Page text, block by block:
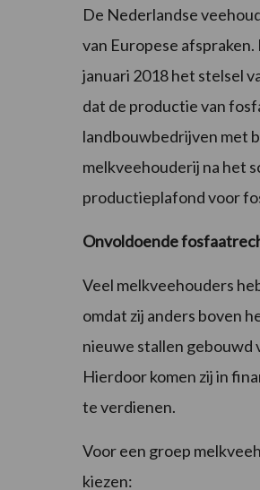
De Nederlandse
van Europese
januari 2018 het stelsel
dat de productie van
landbouwbedrijven met
melkveehouderij na het
productieplafond voor
Onvoldoende
Veel melkveehouders
omdat zij anders boven
nieuwe stallen gebouwd
Hierdoor komen zij in
te verdienen.
Voor een groep
kiezen: